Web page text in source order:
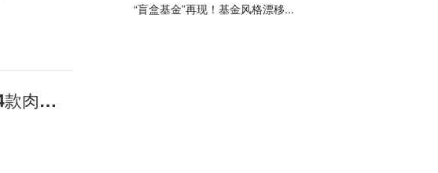
环球快资讯丨耗时7年竟是一场空，华熙生物“瘦脸针”生意梦碎，国内仅4款肉毒素获批
“盲盒基金”再现！基金风格漂移...